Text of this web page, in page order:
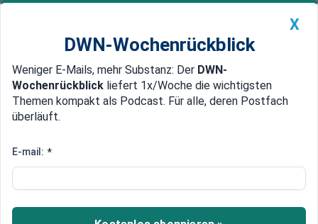
Newsticker MEIN DWN: Geldanlage Premium
Edelmetalle DWN-Magazin China
Nach Pipeline-Leck: Nato
Nach der Beschädigung der Gas-
X
DWN-Wochenrückblick
Weniger E-Mails, mehr Substanz: Der DWN-
Wochenrückblick liefert 1x/Woche die wichtigsten
Themen kompakt als Podcast. Für alle, deren Postfach
überläuft.
E-mail: *